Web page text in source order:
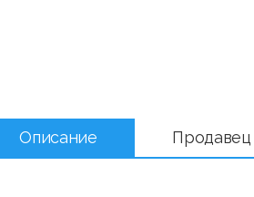
Описание Продавец